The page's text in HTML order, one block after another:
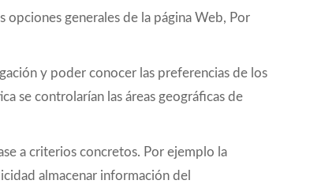
opciones generales de la página Web, Por
y poder conocer las preferencias de los
se controlarían las áreas geográficas de
a criterios concretos. Por ejemplo la
almacenar información del